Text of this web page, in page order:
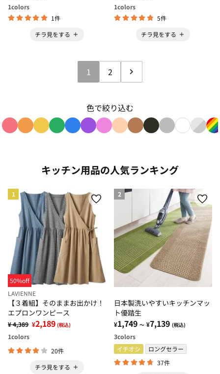
1colors
1件
チラ見をする
1colors
5件
チラ見をする
1 2
色で絞り込む
キッチン用品の人気ランキング
1
50%off
LAVIENNE
【３着組】そのままお出かけ！
エプロンワンピース
¥ 4,389 ¥2,189 (税込)
1colors
20件
チラ見をする
2
日本製洗いやすいキッチンマッ
ト優踏生
¥1,749 ～ ¥7,139 (税込)
3colors
イチオシ
ロングセラー
37件